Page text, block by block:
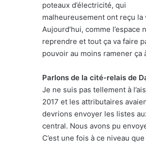
poteaux d’électricité, qui
malheureusement ont reçu la
Aujourd’hui, comme
reprendre et tout ça va faire
pouvoir au moins ramener ça
Parlons de la cité-relais de
Je ne suis pas tellement à
2017 et les attributaires
devrions envoyer les listes
central. Nous avons pu
C’est une fois à ce niveau